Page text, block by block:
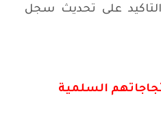
على تحديث سجل
السلمية